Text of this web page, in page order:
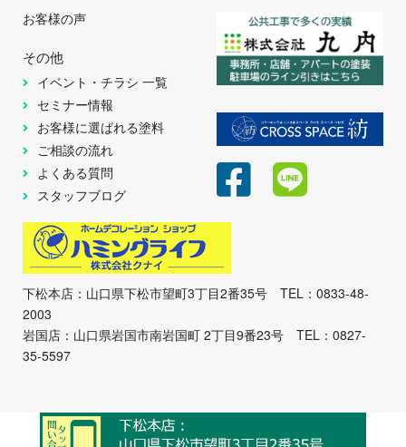
お客様の声
その他
イベント・チラシ 一覧
セミナー情報
お客様に選ばれる塗料
ご相談の流れ
よくある質問
スタッフブログ
下松本店：山口県下松市望町3丁目2番35号 TEL：0833-48-
2003
岩国店：山口県岩国市南岩国町 2丁目9番23号 TEL：0827-
35-5597